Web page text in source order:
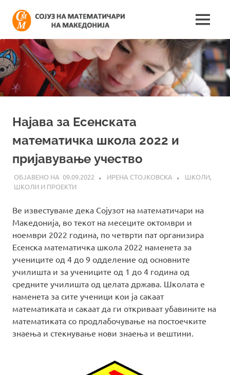
content
на
на
Македонија
информации
поврзани
со
работата
на
MENU
Најава за Есенската
математичка школа 2022 и
пријавување учество
09.09.2022 ИРЕНА СТОЈКОВСКА ШКОЛИ,
ШКОЛИ И ПРОЕКТИ
Ве известуваме дека Сојузот на математичари на
Македонија, во текот на месеците октомври и
ноември 2022 година, по четврти пат организира
Есенска математичка школа 2022 наменета за
учениците од 4 до 9 одделение од основните
училишта и за учениците од 1 до 4 година од
средните училишта од целата држава. Школата е
наменета за сите ученици кои ја сакаат
математиката и сакаат да ги откриваат убавините на
математиката со продлабочување на постоечките
знаења и стекнување нови знаења и вештини.